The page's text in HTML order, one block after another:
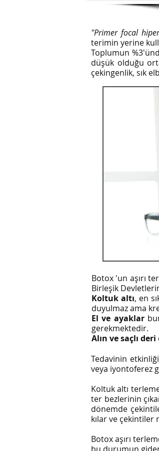
"Primer focal
terimin yerine
Toplumun
düşük olduğu
çekingenlik, sık
Botox 'un aşırı
Birleşik
Koltuk altı, en
duyulmaz ama
El ve ayaklar
gerekmektedir.
Alın ve saçlı deri
Tedavinin
veya iyontoferez
Koltuk altı
ter bezlerinin
dönemde
kılar ve çekintiler
Botox aşırı